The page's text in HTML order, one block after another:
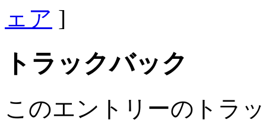
ェア ]
トラックバック
このエントリーのトラ